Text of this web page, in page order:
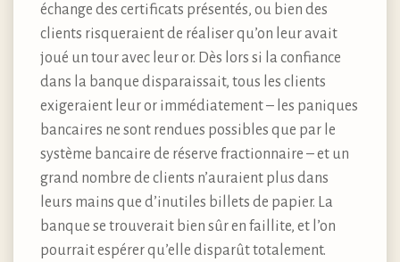
échange des certificats présentés, ou bien des
clients risqueraient de réaliser qu’on leur avait
joué un tour avec leur or. Dès lors si la confiance
dans la banque disparaissait, tous les clients
exigeraient leur or immédiatement – les paniques
bancaires ne sont rendues possibles que par le
système bancaire de réserve fractionnaire – et un
grand nombre de clients n’auraient plus dans
leurs mains que d’inutiles billets de papier. La
banque se trouverait bien sûr en faillite, et l’on
pourrait espérer qu’elle disparût totalement.